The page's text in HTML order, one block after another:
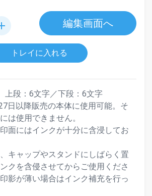
編集画面へ
トレイに入れる
段：6文字／下段：6文字
日以降販売の本体に使用可能。そ
は使用できません。
面にはインクが十分に含浸してお
キャップやスタンドにしばらく置
クを含侵させてからご使用くださ
影が薄い場合はインク補充を行っ